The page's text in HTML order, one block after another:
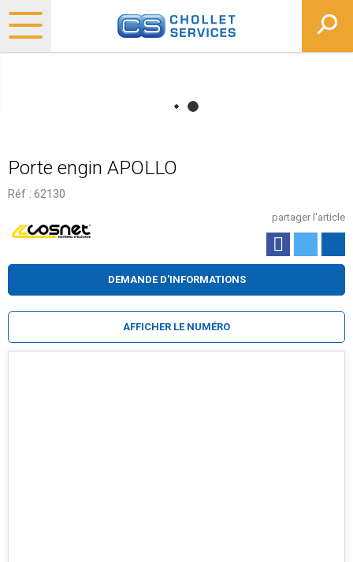
Porte engin APOLLO
Réf : 62130
partager l'article
DEMANDE D'INFORMATIONS
AFFICHER LE NUMÉRO